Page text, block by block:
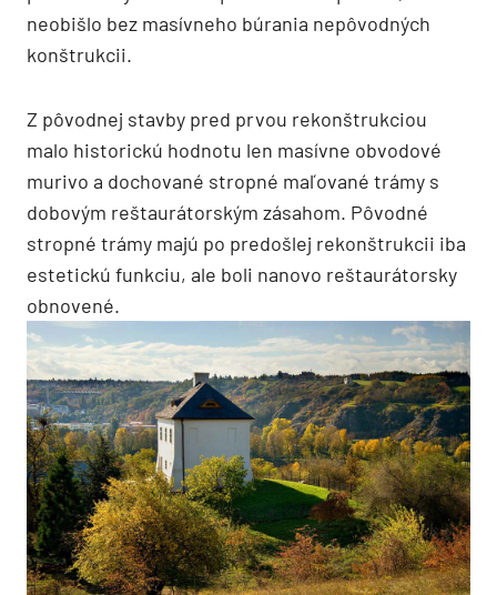
neobišlo bez masívneho búrania nepôvodných
konštrukcii.
Z pôvodnej stavby pred prvou rekonštrukciou
malo historickú hodnotu len masívne obvodové
murivo a dochované stropné maľované trámy s
dobovým reštaurátorským zásahom. Pôvodné
stropné trámy majú po predošlej rekonštrukcii iba
estetickú funkciu, ale boli nanovo reštaurátorsky
obnovené.